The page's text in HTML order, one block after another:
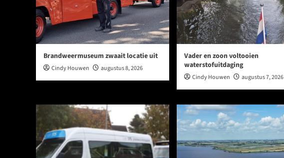
Brandweermuseum zwaait locatie uit
Cindy Houwen augustus 8, 2026
Vader en zoon voltooien
waterstofuitdaging
Cindy Houwen augustus 7, 2026